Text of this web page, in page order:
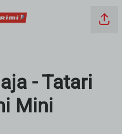
- Tatari
Mini